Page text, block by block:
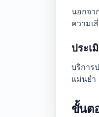
นอกจา
ความเ
ประเ
บริการ
แม่นยำ
ขั้นต